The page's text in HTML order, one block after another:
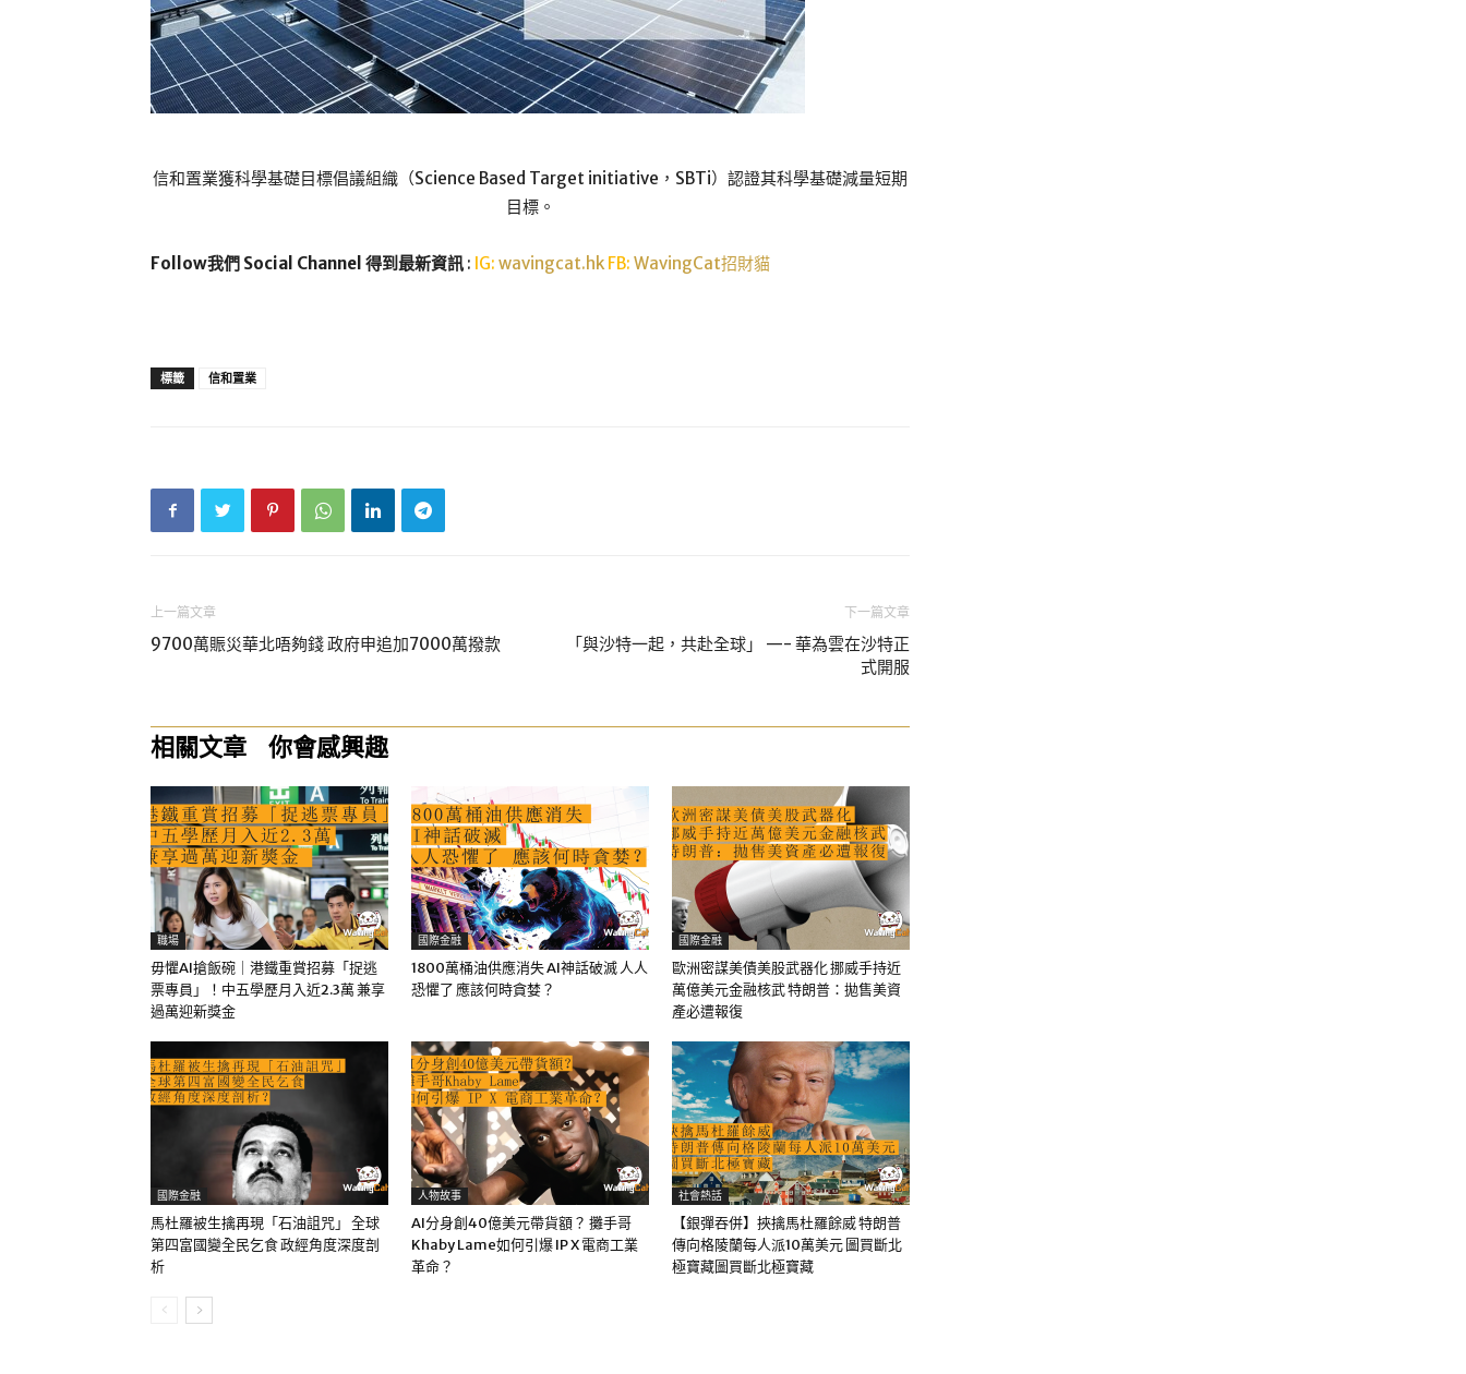
信和置業獲科學基礎目標倡議組織（Science Based Target initiative，SBTi）認證其科學基礎減量短期
目標。
Follow我們 Social Channel 得到最新資訊 : IG: wavingcat.hkFB: WavingCat招財貓
標籤 信和置業
上一篇文章
9700萬賑災華北唔夠錢 政府申追加7000萬撥款
下一篇文章
「與沙特一起，共赴全球」 —- 華為雲在沙特正
式開服
相關文章 你會感興趣
職場
毋懼AI搶飯碗｜港鐵重賞招募「捉逃
票專員」！中五學歷月入近2.3萬 兼享
過萬迎新獎金
國際金融
1800萬桶油供應消失 AI神話破滅 人人
恐懼了 應該何時貪婪？
國際金融
歐洲密謀美債美股武器化 挪威手持近
萬億美元金融核武 特朗普：拋售美資
產必遭報復
國際金融
馬杜羅被生擒再現「石油詛咒」 全球
第四富國變全民乞食 政經角度深度剖
析
人物故事
AI分身創40億美元帶貨額？ 攤手哥
Khaby Lame如何引爆 IP X 電商工業
革命？
社會熱話
【銀彈吞併】挾擒馬杜羅餘威 特朗普
傳向格陵蘭每人派10萬美元 圖買斷北
極寶藏圖買斷北極寶藏